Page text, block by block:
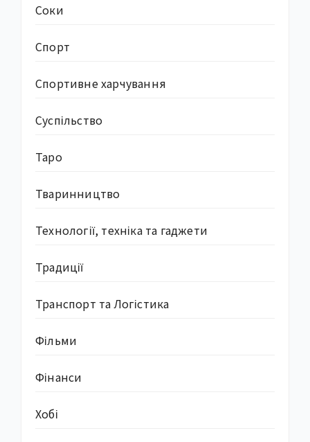
Соки
Спорт
Спортивне харчування
Суcпільство
Таро
Тваринництво
Технології, техніка та гаджети
Традиції
Транспорт та Логістика
Фільми
Фінанси
Хобі